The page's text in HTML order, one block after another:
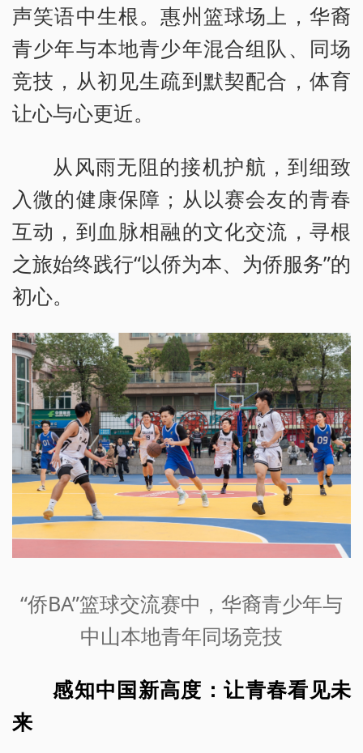
声笑语中生根。惠州篮球场上，华裔
青少年与本地青少年混合组队、同场
竞技，从初见生疏到默契配合，体育
让心与心更近。
从风雨无阻的接机护航，到细致
入微的健康保障；从以赛会友的青春
互动，到血脉相融的文化交流，寻根
之旅始终践行“以侨为本、为侨服务”的
初心。
“侨BA”篮球交流赛中，华裔青少年与
中山本地青年同场竞技
感知中国新高度：让青春看见未
来